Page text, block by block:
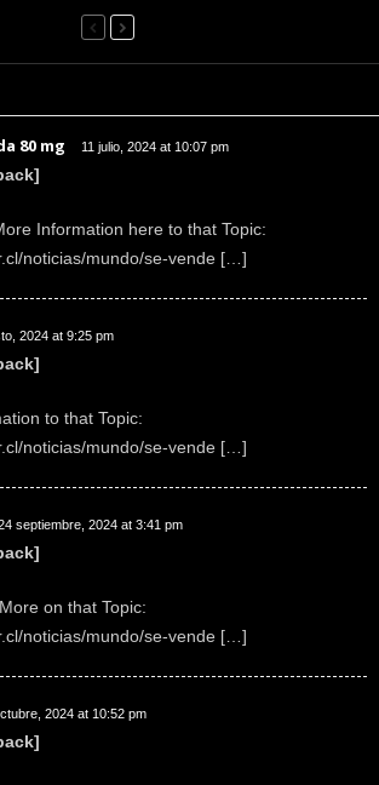
80 mg 11 julio, 2024 at 10:07 pm
Information here to that Topic:
noticias/mundo/se-vende […]
2024 at 9:25 pm
to that Topic:
noticias/mundo/se-vende […]
septiembre, 2024 at 3:41 pm
on that Topic:
noticias/mundo/se-vende […]
2024 at 10:52 pm